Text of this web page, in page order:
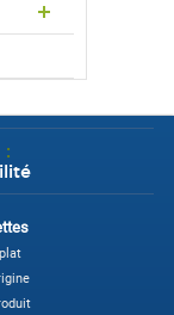
: